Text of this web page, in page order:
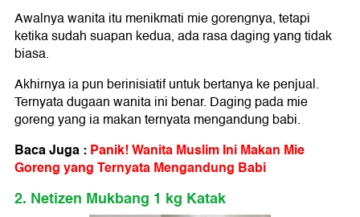
Awalnya wanita itu menikmati mie gorengnya, tetapi
ketika sudah suapan kedua, ada rasa daging yang tidak
biasa.
Akhirnya ia pun berinisiatif untuk bertanya ke penjual.
Ternyata dugaan wanita ini benar. Daging pada mie
goreng yang ia makan ternyata mengandung babi.
Baca Juga :Panik! Wanita Muslim Ini Makan Mie
Goreng yang Ternyata Mengandung Babi
2. Netizen Mukbang 1 kg Katak